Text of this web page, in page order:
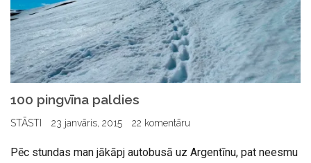
100 pingvīna paldies
STĀSTI 23 janvāris, 2015 22 komentāru
Pēc stundas man jākāpj autobusā uz Argentīnu, pat neesmu